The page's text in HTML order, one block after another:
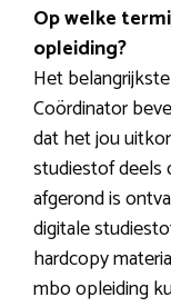
Op welke
opleiding?
Het
Coördinator
dat het jou
studiestof deels
afgerond is
digitale
hardcopy
mbo opleiding